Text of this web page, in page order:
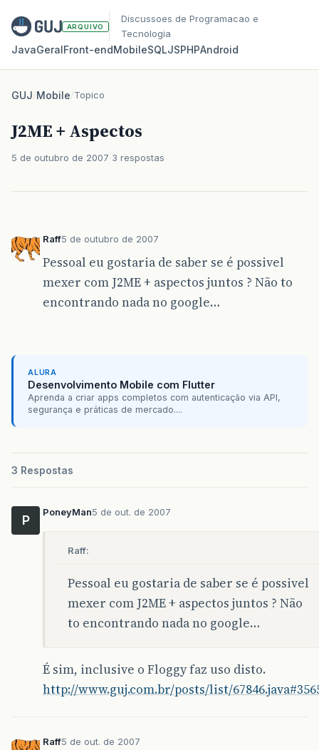
ARQUIVO
Discussoes de Programacao e
Tecnologia
JavaGeralFront‑endMobileSQLJSPHPAndroid
GUJ/Mobile/Topico
J2ME + Aspectos
5 de outubro de 2007 3 respostas
Raff5 de outubro de 2007
Pessoal eu gostaria de saber se é possivel
mexer com J2ME + aspectos juntos ? Não to
encontrando nada no google…
ALURA
Desenvolvimento Mobile com Flutter
Aprenda a criar apps completos com autenticação via API,
segurança e práticas de mercado....
3 Respostas
P
PoneyMan5 de out. de 2007
Raff:
Pessoal eu gostaria de saber se é possivel
mexer com J2ME + aspectos juntos ? Não
to encontrando nada no google…
É sim, inclusive o Floggy faz uso disto.
http://www.guj.com.br/posts/list/
Raff5 de out. de 2007